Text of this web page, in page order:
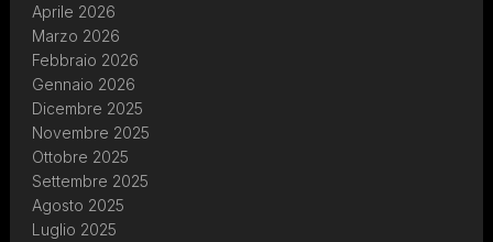
Aprile 2026
Marzo 2026
Febbraio 2026
Gennaio 2026
Dicembre 2025
Novembre 2025
Ottobre 2025
Settembre 2025
Agosto 2025
Luglio 2025